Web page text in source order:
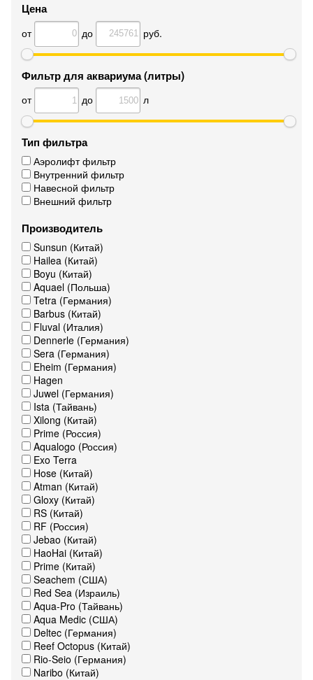
Цена
от до руб.
Фильтр для аквариума (литры)
от до л
Тип фильтра
Аэролифт фильтр
Внутренний фильтр
Навесной фильтр
Внешний фильтр
Производитель
Sunsun (Китай)
Hailea (Китай)
Boyu (Китай)
Aquael (Польша)
Tetra (Германия)
Barbus (Китай)
Fluval (Италия)
Dennerle (Германия)
Sera (Германия)
Eheim (Германия)
Hagen
Juwel (Германия)
Ista (Тайвань)
Xilong (Китай)
Prime (Россия)
Aqualogo (Россия)
Exo Terra
Hose (Китай)
Atman (Китай)
Gloxy (Китай)
RS (Китай)
RF (Россия)
Jebao (Китай)
HaoHai (Китай)
Prime (Китай)
Seachem (США)
Red Sea (Израиль)
Aqua-Pro (Тайвань)
Aqua Medic (США)
Deltec (Германия)
Reef Octopus (Китай)
Rio-Seio (Германия)
Naribo (Китай)